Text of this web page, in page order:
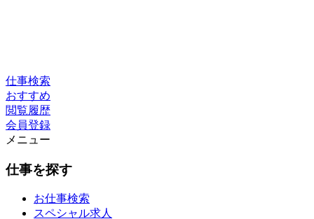
仕事検索
おすすめ
閲覧履歴
会員登録
メニュー
仕事を探す
お仕事検索
スペシャル求人